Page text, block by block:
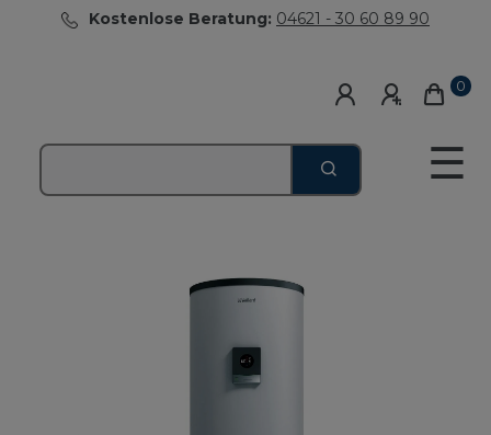
Kostenlose Beratung: 04621 - 30 60 89 90
0
☰